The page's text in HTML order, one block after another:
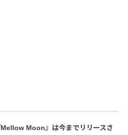
Moon』は今までリリースさ